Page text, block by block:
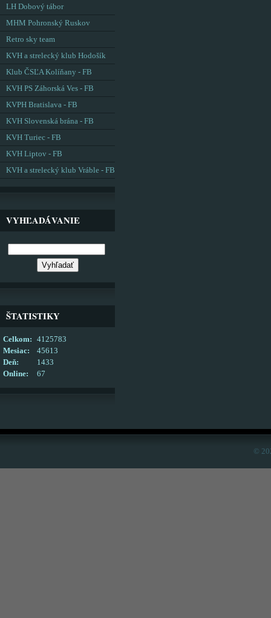
LH Dobový tábor
MHM Pohronský Ruskov
Retro sky team
KVH a strelecký klub Hodošík
Klub ČSĽA Kolíňany - FB
KVH PS Záhorská Ves - FB
KVPH Bratislava - FB
KVH Slovenská brána - FB
KVH Turiec - FB
KVH Liptov - FB
KVH a strelecký klub Vráble - FB
VYHĽADÁVANIE
ŠTATISTIKY
Online: 67
Celkom:
4125783
Mesiac:
45613
Deň:
1433
©